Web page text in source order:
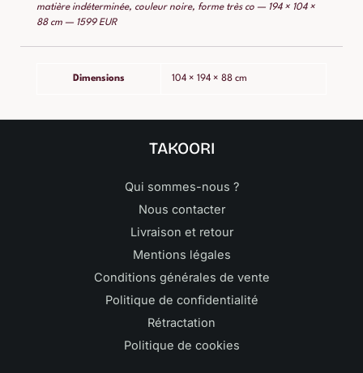
matière indéterminée, couleur noire, forme très co — 194 × 104 ×
88 cm — 1599 EUR
Dimensions 104 × 194 × 88 cm
TAKOORI
Qui sommes-nous ?
Nous contacter
Livraison et retour
Mentions légales
Conditions générales de vente
Politique de confidentialité
Rétractation
Politique de cookies